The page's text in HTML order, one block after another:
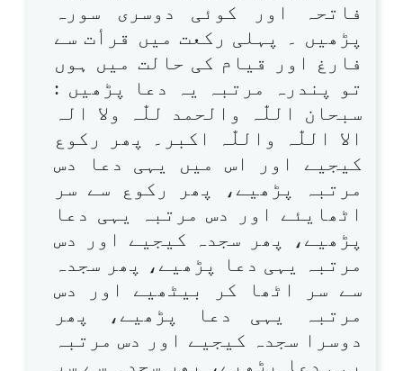
فاتحہ اور کوئی دوسری سورہ
پڑھیں ۔ پہلی رکعت میں قرأت سے
فارغ اور قیام کی حالت میں ہوں
تو پندرہ مرتبہ یہ دعا پڑھیں :
سبحان اللّٰہ والحمد للّٰہ ولا الہ
الا اللّٰہ واللّٰہ اکبر۔ پھر رکوع
کیجیے اور اس میں یہی دعا دس
مرتبہ پڑھیے، پھر رکوع سے سر
اٹھایئے اور دس مرتبہ یہی دعا
پڑھیے، پھر سجدہ کیجیے اور دس
مرتبہ یہی دعا پڑھیے، پھر سجدہ
سے سر اٹھا کر بیٹھیے اور دس
مرتبہ یہی دعا پڑھیے، پھر
دوسرا سجدہ کیجیے اور دس مرتبہ
یہی دعا پڑھیے، پھر سجدہ سے سر